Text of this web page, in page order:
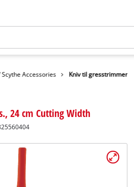
Accessories Kniv til gresstrimmer
24 cm Cutting Width